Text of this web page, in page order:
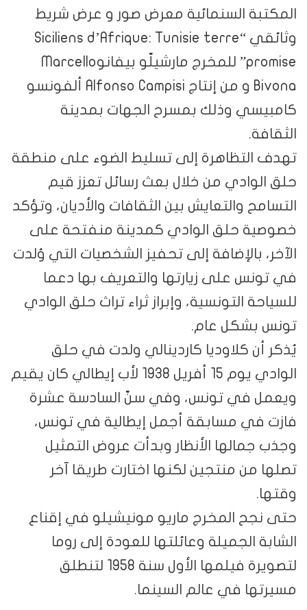
السنمائية معرض صور و عرض شريط
وثائقي “Siciliens d’Afrique: Tunisie terre
promise” للمخرج مارشيلّو بيفانوMarcello
Bivona و من إنتاج Alfonso Campisi ألفونسو
وذلك بمسرح الجهات بمدينة
إلى تسليط الضوء على منطقة
من خلال بعث رسائل تعزز قيم
بين الثقافات والأديان، وتؤكد
حلق الوادي كمدينة منفتحة على
إلى تحفيز الشخصيات التي وُلدت
على زيارتها والتعريف بها دعما
وإبراز ثراء تراث حلق الوادي
عام.
كلاوديا كاردينالي ولدت في حلق
الوادي يوم 15 أفريل 1938 لأب إيطالي كان يقيم
تونس، وفي سنّ السادسة عشرة
مسابقة أجمل إيطالية في تونس،
الأنظار وبدأت عروض التمثيل
منتجين لكنها اختارت طريقا آخر
المخرج ماريو مونيشيلو في إقناع
وعائلتها للعودة إلى روما
لتصويرة فيلمها الأول سنة 1958 لتنطلق
في عالم السينما.